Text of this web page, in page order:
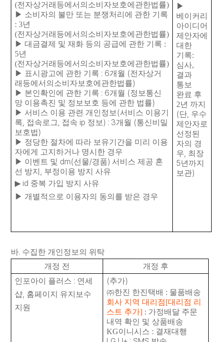
(전자상거래등에서의소비자보호에관한법률)
▶ 소비자의 불만 또는 분쟁처리에 관한 기록
: 3년
(전자상거래등에서의소비자보호에관한법률)
▶대금결제 및 재화 등의 공급에 관한 기록 :
5년
(전자상거래등에서의소비자보호에관한법률)
▶ 표시광고에 관한 기록 : 6개월 (전자상거
래등에서의소비자보호에관한법률)
▶ 본인확인에 관한 기록 : 6개월 (정보통신
망 이용촉진 및 정보보호 등에 관한 법률)
▶ 서비스 이용 관련 개인정보 (서비스 이용기
록, 접속로그, 접속 ip 정보 ) : 3개월 (통신비밀
보호법)
▶ 정당한 절차에 따라 보유기간을 미리 이용
자에게 고지하거나 명시한 경우
▶ 이벤트 및 dm(선물/경품) 서비스 제공 혼
선 방지 , 부정이용 방지 사유
▶ id 중복 가입 방지 사유
▶ 개별적으로 이용자의 동의를 받은 경우
▶
베이커리
아이디어
제안자에
대한
기록:
심사,
결과
통보
완료 후
2년 까지
(단, 우수
제안자로
선정된
자의 경
우, 최장
5년까지
보관)
바. 수집한 개인정보의 위탁
개정 전
개정 후
인포아이 플러스 : 연세
샵, 홈페이지 유지보수
지원
(추가)
㈜한진 한진택배 : 물품배송
회사 지역 대리점[대리점 리
스트 추가] : 가정배달 주문
내역 확인 및 상품배송
KG이니시스 : 결재대행